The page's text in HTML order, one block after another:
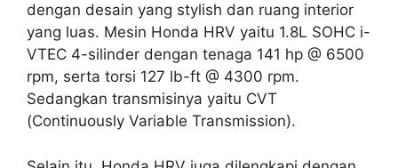
dengan desain yang stylish dan ruang interior
yang luas. Mesin Honda HRV yaitu 1.8L SOHC i-
VTEC 4-silinder dengan tenaga 141 hp @ 6500
rpm, serta torsi 127 lb-ft @ 4300 rpm.
Sedangkan transmisinya yaitu CVT
(Continuously Variable Transmission).